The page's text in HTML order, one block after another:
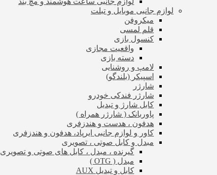
لوازم جانبی موبایل و تبلت
میکروفن
قلم لمسی
کنسول بازی
واقعیت مجازی
دسته بازی
لامپ و روشنایی
اسپیکر (بلندگو)
شارژر
شارژر فندکی خودرو
کابل شارژ و تبدیل
پاوربانک ( شارژر همراه )
هدفون ، هدست و هندزفری
کاور و لوازم جانبی ایرپاد، هدفون و هندزفری
مبدل و کابل صوتی ، تصویری
گیرنده ، مبدل ، کابل های صوتی و تصویری
مبدل ( OTG )
کابل و تبدیل AUX